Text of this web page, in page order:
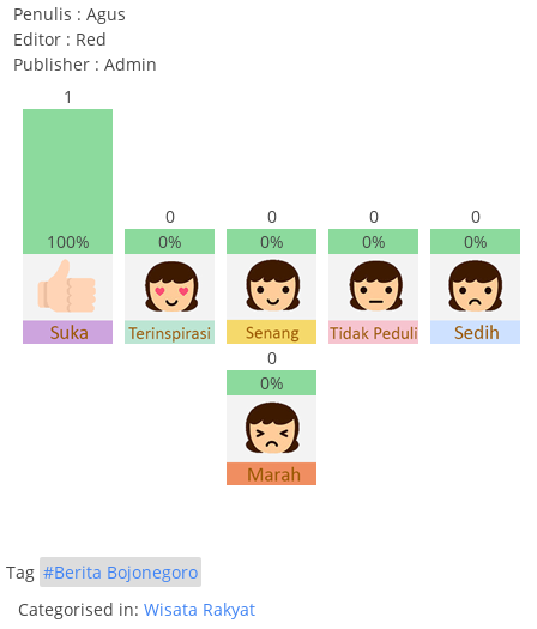
Penulis : Agus
Editor : Red
Publisher : Admin
1
100%
0
0%
0
0%
0
0%
0
0%
0
0%
Tag #Berita Bojonegoro
Categorised in: Wisata Rakyat